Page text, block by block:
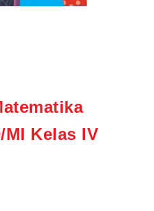
Kelas IV